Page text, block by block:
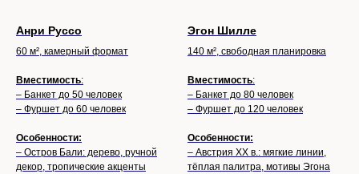
Анри Руссо
60 м², камерный формат
Вместимость:
– Банкет до 50 человек
– Фуршет до 60 человек
Особенности:
– Остров Бали: дерево, ручной
декор, тропические акценты
Эгон Шилле
140 м², свободная планировка
Вместимость:
– Банкет до 80 человек
– Фуршет до 120 человек
Особенности:
– Австрия XX в.: мягкие линии,
тёплая палитра, мотивы Эгона